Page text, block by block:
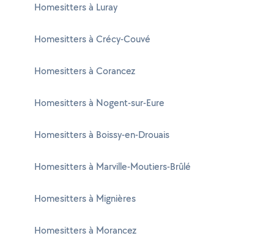
Homesitters à Luray
Homesitters à Crécy-Couvé
Homesitters à Corancez
Homesitters à Nogent-sur-Eure
Homesitters à Boissy-en-Drouais
Homesitters à Marville-Moutiers-Brûlé
Homesitters à Mignières
Homesitters à Morancez